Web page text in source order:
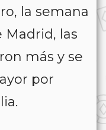
la semana
Madrid, las
más y se
por